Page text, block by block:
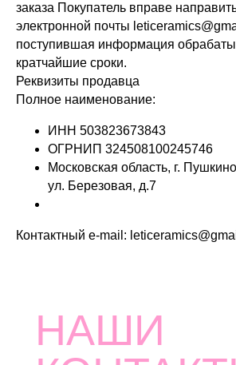
заказа Покупатель вправе
электронной почты
поступившая информация
кратчайшие сроки.
Реквизиты продавца
Полное наименование:
ИНН 503823673843
ОГРНИП 324508100245746
Московская область, г.
ул. Березовая, д.7
Контактный e-mail:
НАШИ